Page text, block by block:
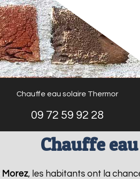
Chauffe eau solaire Thermor
09 72 59 92 28
Chauffe
Morez, les habitants ont la